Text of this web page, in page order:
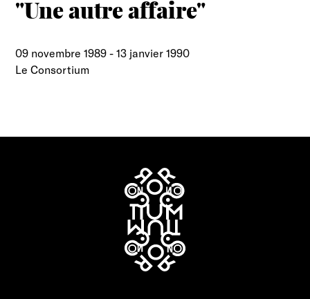
"Une autre affaire"
09 novembre 1989 -13 janvier 1990
Le Consortium